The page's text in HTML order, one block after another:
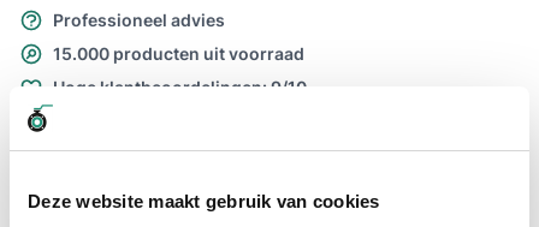
Deze website maakt gebruik van cookies
Professioneel advies
15.000 producten uit voorraad
Hoge klantbeoordelingen: 9/10